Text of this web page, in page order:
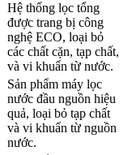
Hệ thống lọc tổng
được trang bị công
nghệ ECO, loại bỏ
các chất cặn, tạp chất,
và vi khuẩn từ nước.
Sản phẩm máy lọc
nước đầu nguồn hiệu
quả, loại bỏ tạp chất
và vi khuẩn từ nguồn
nước.